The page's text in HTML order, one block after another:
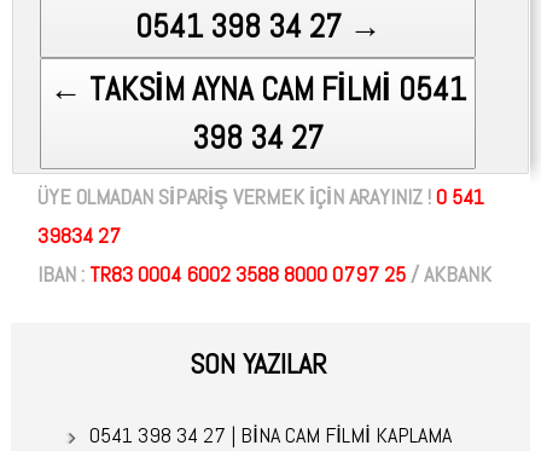
0541 398 34 27 →
← TAKSİM AYNA CAM FİLMİ 0541
398 34 27
ÜYE OLMADAN SİPARİŞ VERMEK İÇİN ARAYINIZ !0 541
39834 27
IBAN : TR83 0004 6002 3588 8000 0797 25/ AKBANK
SON YAZILAR
0541 398 34 27 | BİNA CAM FİLMİ KAPLAMA